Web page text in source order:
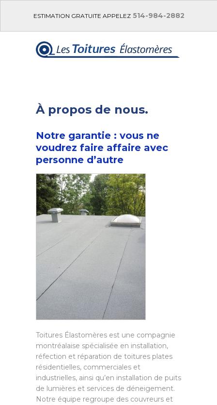
ESTIMATION GRATUITE APPELEZ 514-984-2882
À propos de nous.
Notre garantie : vous ne
voudrez faire affaire avec
personne d’autre
Toitures Élastomères est une compagnie
montréalaise spécialisée en installation,
réfection et réparation de toitures plates
résidentielles, commerciales et
industrielles, ainsi qu’en installation de puits
de lumières et services de déneigement.
Notre équipe regroupe des couvreurs et